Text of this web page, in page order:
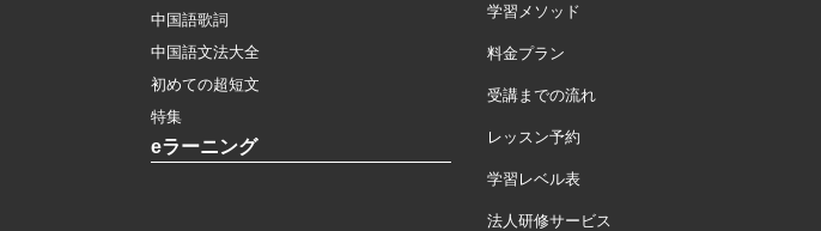
中国語歌詞
中国語文法大全
初めての超短文
特集
eラーニング
学習メソッド
料金プラン
受講までの流れ
レッスン予約
学習レベル表
法人研修サービス